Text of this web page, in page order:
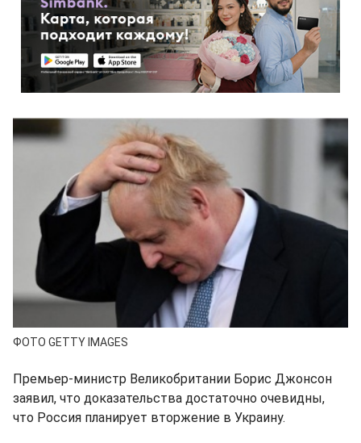
ФОТО GETTY IMAGES
Премьер-министр Великобритании Борис Джонсон
заявил, что доказательства достаточно очевидны,
что Россия планирует вторжение в Украину.